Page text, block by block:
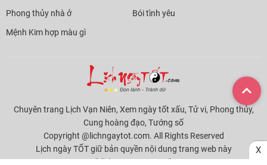
Phong thủy nhà ở
Mệnh Kim hợp màu gì
Bói tình yêu
Chuyên trang Lịch Vạn Niên, Xem ngày tốt xấu, Tử vi, Phong thủy,
Cung hoàng đạo, Tướng số
Copyright @lichngaytot.com. All Rights Reserved
Lịch ngày TỐT giữ bản quyền nội dung trang web này
Email:lichngaytot@gmail.com
X